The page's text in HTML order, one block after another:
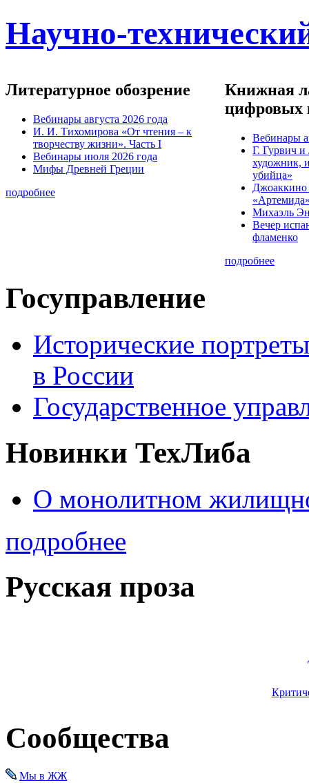
Научно-
Литературное обозрение
Вебинары августа 2026 года
И. И. Тихомирова «От чтения – к
творчеству жизни». Часть I
Вебинары июля 2026 года
Мифы Древней Греции
подробнее
Книжная
цифровых
Вебинары
Г. Гурвич
художник,
убийца»
Михаэль
Вечер
фламенко
подробнее
Госуправление
Исторические
в России
Государственное
Новинки ТехЛиба
О монолитном
подробнее
Русская проза
Сообщества
Мы в ЖЖ